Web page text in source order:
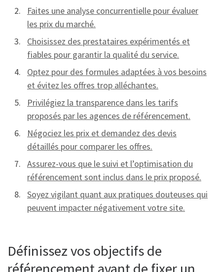
Faites une analyse concurrentielle pour évaluer
les prix du marché.
Choisissez des prestataires expérimentés et
fiables pour garantir la qualité du service.
Optez pour des formules adaptées à vos besoins
et évitez les offres trop alléchantes.
Privilégiez la transparence dans les tarifs
proposés par les agences de référencement.
Négociez les prix et demandez des devis
détaillés pour comparer les offres.
Assurez-vous que le suivi et l’optimisation du
référencement sont inclus dans le prix proposé.
Soyez vigilant quant aux pratiques douteuses qui
peuvent impacter négativement votre site.
Définissez vos objectifs de